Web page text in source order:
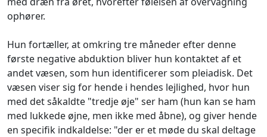
ophører.
Hun fortæller, at omkring tre måneder efter denne
første negative abduktion bliver hun kontaktet af et
andet væsen, som hun identificerer som pleiadisk. Det
væsen viser sig for hende i hendes lejlighed, hvor hun
med det såkaldte "tredje øje" ser ham (hun kan se ham
med lukkede øjne, men ikke med åbne), og giver hende
en specifik indkaldelse: "der er et møde du skal deltage